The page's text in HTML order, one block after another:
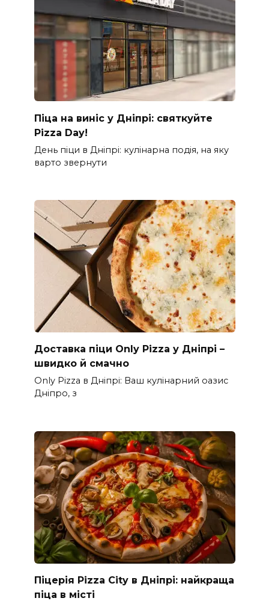
Піца на виніс у Дніпрі: святкуйте
Pizza Day!
День піци в Дніпрі: кулінарна подія, на яку
варто звернути
Доставка піци Only Pizza у Дніпрі –
швидко й смачно
Only Pizza в Дніпрі: Ваш кулінарний оазис
Дніпро, з
Піцерія Pizza City в Дніпрі: найкраща
піца в місті